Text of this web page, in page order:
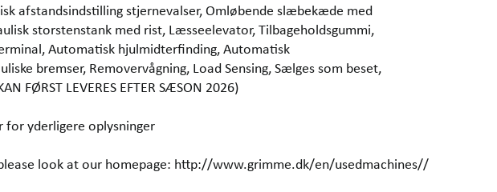
afstandsindstilling stjernevalser, Omløbende slæbekæde med
storstenstank med rist, Læsseelevator, Tilbageholdsgummi,
Automatisk hjulmidterfinding, Automatisk
bremser, Removervågning, Load Sensing, Sælges som beset,
FØRST LEVERES EFTER SÆSON 2026)
yderligere oplysninger
look at our homepage: http://www.grimme.dk/en/usedmachines//